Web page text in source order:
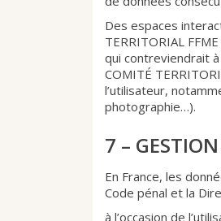
Des espaces
TERRITORIAL
qui contreviendrait
COMITÉ
l’utilisateur,
photographie…).
7 –
En France, les
Code pénal et la
à l’occasion de